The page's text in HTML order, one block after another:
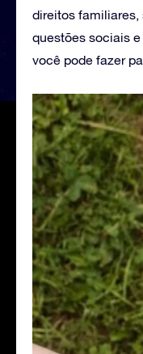
direitos familiares,
questões sociais
você pode fazer